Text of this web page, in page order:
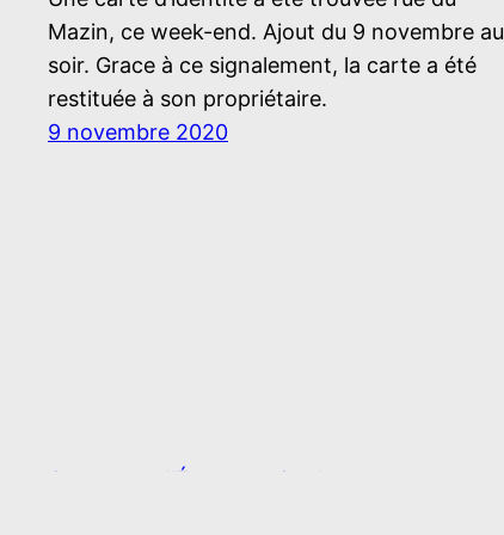
Mazin, ce week-end. Ajout du 9 novembre au
soir. Grace à ce signalement, la carte a été
restituée à son propriétaire.
9 novembre 2020
Commune d'Écury sur Coole